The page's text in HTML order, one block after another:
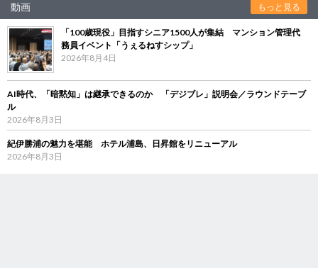
動画 もっと見る
「100歳現役」目指すシニア1500人が集結 マンション管理代
務員イベント「うぇるねすシップ」
2026年8月4日
AI時代、「暗黙知」は継承できるのか 「デジブレ」説明会／ラウンドテーブ
ル
2026年8月3日
紀伊勝浦の魅力を堪能 ホテル浦島、日昇館をリニューアル
2026年8月3日